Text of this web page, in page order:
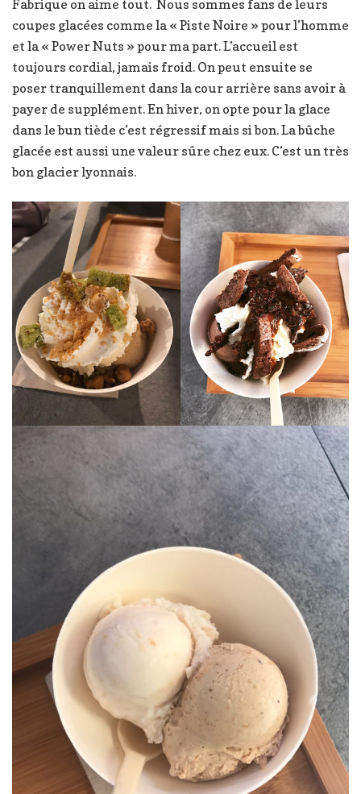
Fabrique on aime tout. Nous sommes fans de leurs
coupes glacées comme la « Piste Noire » pour l’homme
et la « Power Nuts » pour ma part. L’accueil est
toujours cordial, jamais froid. On peut ensuite se
poser tranquillement dans la cour arrière sans avoir à
payer de supplément. En hiver, on opte pour la glace
dans le bun tiède c’est régressif mais si bon. La bûche
glacée est aussi une valeur sûre chez eux. C’est un très
bon glacier lyonnais.